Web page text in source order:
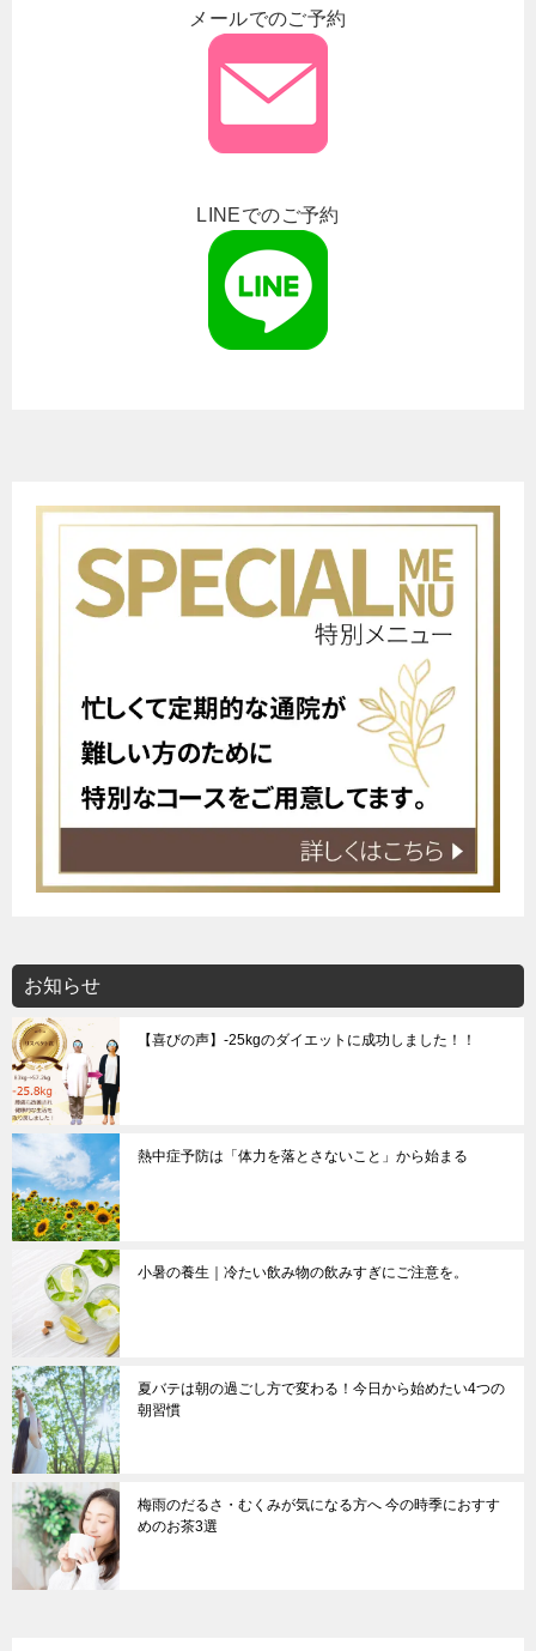
メールでのご予約
LINEでのご予約
お知らせ
【喜びの声】-25kgのダイエットに成功しました！！
熱中症予防は「体力を落とさないこと」から始まる
小暑の養生｜冷たい飲み物の飲みすぎにご注意を。
夏バテは朝の過ごし方で変わる！今日から始めたい4つの
朝習慣
梅雨のだるさ・むくみが気になる方へ 今の時季におすす
めのお茶3選